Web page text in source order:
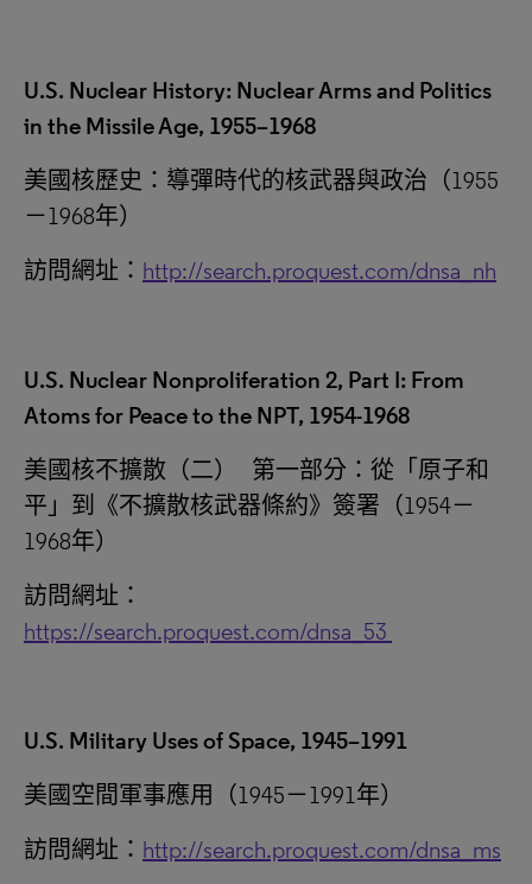
U.S. Nuclear History: Nuclear Arms and Politics
in the Missile Age, 1955–1968
美國核歷史：導彈時代的核武器與政治（1955
－1968年）
訪問網址： http://search.proquest.com/dnsa_nh
U.S. Nuclear Nonproliferation 2, Part I: From
Atoms for Peace to the NPT, 1954-1968
美國核不擴散（二） 第一部分：從 「 原子和
平 」 到《不擴散核武器條約》簽署（1954－
1968年）
訪問網址：
https://search.proquest.com/dnsa_53
U.S. Military Uses of Space, 1945–1991
美國空間軍事應用（1945－1991年）
訪問網址： http://search.proquest.com/dnsa_ms